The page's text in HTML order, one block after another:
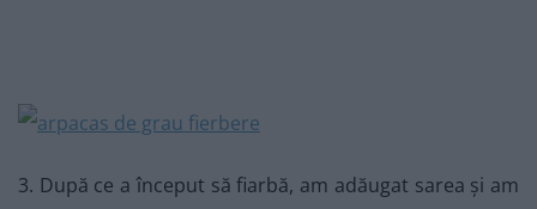
3. După ce a început să fiarbă, am adăugat sarea și am